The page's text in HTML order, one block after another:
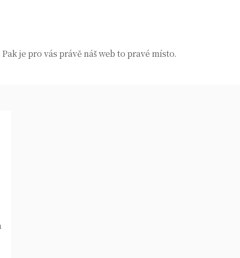
je pro vás právě náš web to pravé místo.